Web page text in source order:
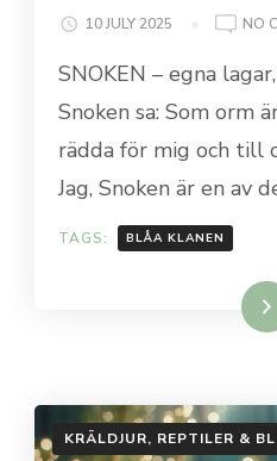
10 JULY 2025 NO
SNOKEN – egna
Snoken sa: Som orm
rädda för mig och till
Jag, Snoken är en av
TAGS: BLÅA KLANEN
Läs mer…
KRÄLDJUR, REPTILER &